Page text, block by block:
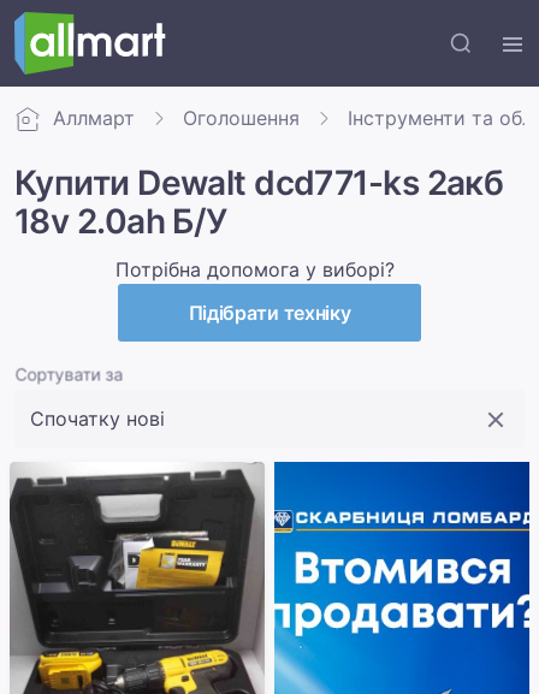
Аллмарт Оголошення Інструменти та
Купити Dewalt dcd771-ks 2акб
18v 2.0ah Б/У
Потрібна допомога у виборі?
Підібрати техніку
Сортувати за